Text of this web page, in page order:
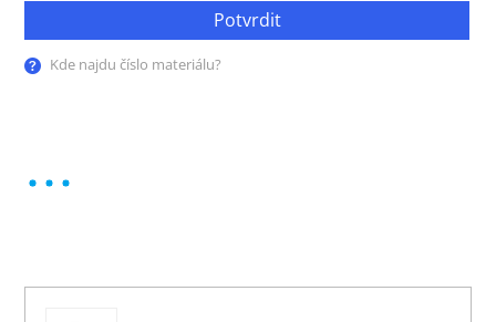
Potvrdit
Kde najdu číslo materiálu?